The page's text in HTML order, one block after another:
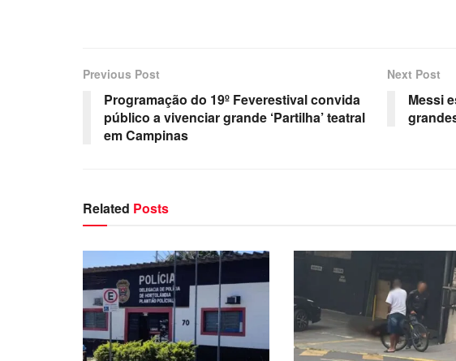
Previous Post
Programação do 19º Feverestival convida
público a vivenciar grande ‘Partilha’ teatral
em Campinas
Next Post
Messi
Related Posts